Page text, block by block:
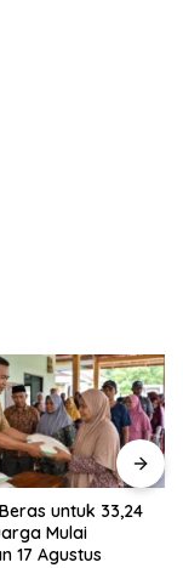
untuk 33,24
Mulai
17 Agustus